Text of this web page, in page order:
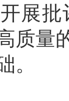
展
质量
。